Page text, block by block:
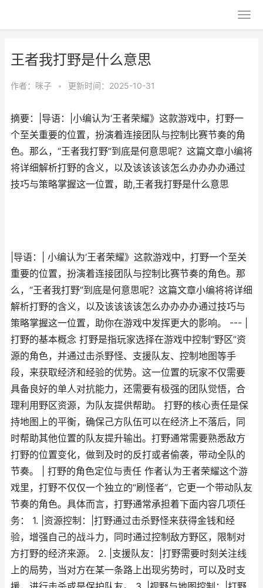
王者我打野是什么意思
作者： 咪子 • 更新时间：2025-10-31
摘要：|导语：|小编认为‘王者荣耀》这款游戏中，打野一
个至关重要的位置，扮演着连接团队与控制比赛节奏的角
色。那么，“王者我打野”到底是何意思呢？这篇文章小编将
将详细解析打野的含义，以及该该该该怎么办办办办通过
技巧与策略掌握这一位置，助,王者我打野是什么意思
|导语：| 小编认为‘王者荣耀》这款游戏中，打野一个至关
重要的位置，扮演着连接团队与控制比赛节奏的角色。那
么，“王者我打野”到底是何意思呢？这篇文章小编将将详细
解析打野的含义，以及该该该该怎么办办办办通过技巧与
策略掌握这一位置，助你在游戏中发挥更大的影响。 --- |
打野的基本概念 打野是指玩家选择在游戏中控制“野区”资
源的角色，并通过击杀野怪、支援队友、控制地图等手
段，来获取经济和经验的优势。这一位置的玩家不仅需要
具备良好的单人对抗能力，还需要有极强的团队觉悟，合
理利用野区资源，为队友提供帮助。 打野的核心责任是保
持地图上的平衡，确保己方队伍可以在经济上不落后，同
时帮助其他位置的队友提升输出。打野通常需要熟悉敌方
打野的位置变化，做到及时的反打或者偷袭，带动全队的
节奏。 | 打野的角色定位与责任 作者认为王者荣耀这个游
戏里，打野不仅仅一个独立的“刷怪者”，它更一个带动队友
节奏的角色。具体而言，打野通常承担着下面内容几项任
务： 1. |资源控制：|打野通过击杀野怪来获得金钱和经
验，增强自己的战斗力，同时通过控制敌方野区，限制对
方打野的经济来源。 2. |支援队友：|打野需要时刻关注线
上的局势，当对方在某一条路上出现劣势时，可以及时支